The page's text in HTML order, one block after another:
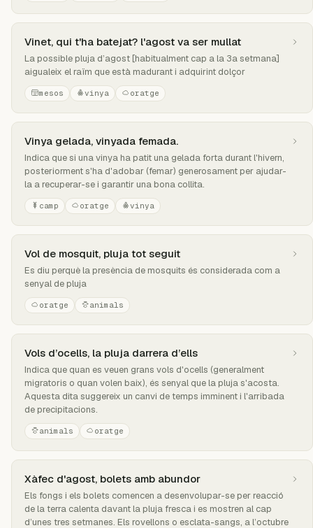
Vinet, qui t'ha batejat? l'agost va ser mullat
La possible pluja d’agost [habitualment cap a la 3a setmana]
aigualeix el raïm que està madurant i adquirint dolçor
mesos vinya oratge
Vinya gelada, vinyada femada.
Indica que si una vinya ha patit una gelada forta durant l'hivern,
posteriorment s'ha d'adobar (femar) generosament per ajudar-
la a recuperar-se i garantir una bona collita.
camp oratge vinya
Vol de mosquit, pluja tot seguit
Es diu perquè la presència de mosquits és considerada com a
senyal de pluja
oratge animals
Vols d’ocells, la pluja darrera d’ells
Indica que quan es veuen grans vols d'ocells (generalment
migratoris o quan volen baix), és senyal que la pluja s'acosta.
Aquesta dita suggereix un canvi de temps imminent i l'arribada
de precipitacions.
animals oratge
Xàfec d'agost, bolets amb abundor
Els fongs i els bolets comencen a desenvolupar-se per reacció
de la terra calenta davant la pluja fresca i es mostren al cap
d’unes tres setmanes. Els rovellons o esclata-sangs, a l’octubre